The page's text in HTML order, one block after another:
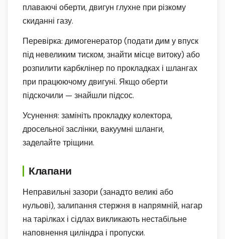
плаваючі оберти, двигун глухне при різкому
скиданні газу.
Перевірка: димогенератор (подати дим у впуск
під невеликим тиском, знайти місце витоку) або
розпилити карбклінер по прокладках і шлангах
при працюючому двигуні. Якщо оберти
підскочили — знайшли підсос.
Усунення: замініть прокладку колектора,
дросельної заслінки, вакуумні шланги,
заделайте тріщини.
Клапани
Неправильні зазори (занадто великі або
нульові), залипання стержня в напрямній, нагар
на тарілках і сідлах викликають нестабільне
наповнення циліндра і пропуски.